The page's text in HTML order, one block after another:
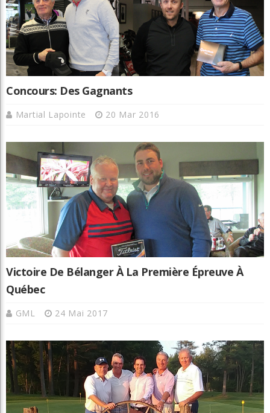
Concours: Des Gagnants
Martial Lapointe 20 Mar 2016
Victoire De Bélanger À La Première Épreuve À
Québec
GML 24 Mai 2017